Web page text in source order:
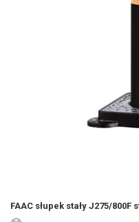
FAAC słupek stały J275/800F